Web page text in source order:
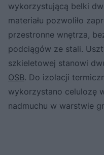
wykorzystującą belki
materiału pozwoliło
przestronne wnętrza,
podciągów ze stali.
szkieletowej stanowi
OSB. Do izolacji
wykorzystano celulozę
nadmuchu w warstwie